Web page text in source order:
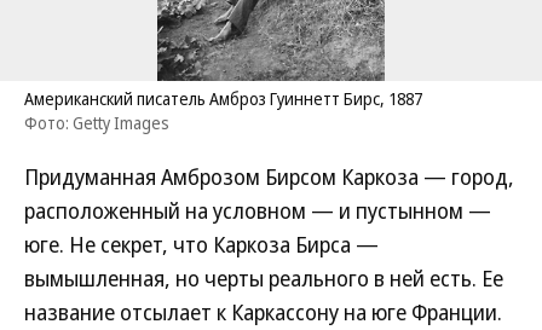
Американский писатель Амброз Гуиннетт Бирс, 1887
Фото: Getty Images
Придуманная Амброзом Бирсом Каркоза — город,
расположенный на условном — и пустынном —
юге. Не секрет, что Каркоза Бирса —
вымышленная, но черты реального в ней есть. Ее
название отсылает к Каркассону на юге Франции.